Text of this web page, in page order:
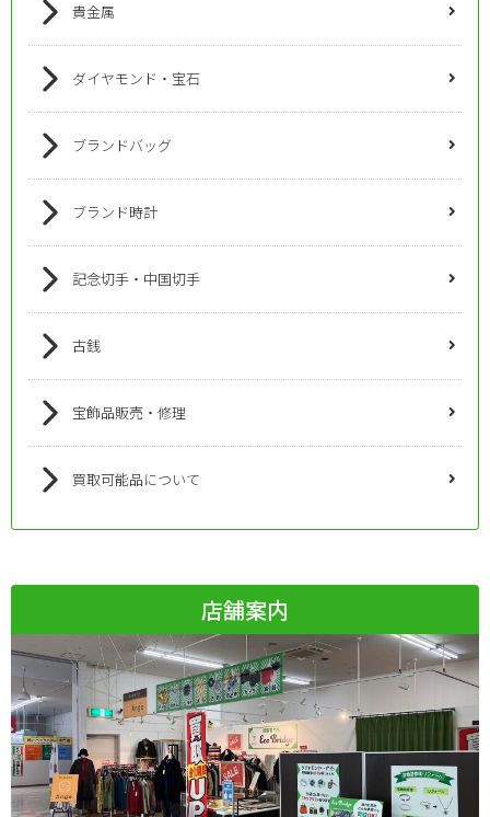
貴金属
ダイヤモンド・宝石
ブランドバッグ
ブランド時計
記念切手・中国切手
古銭
宝飾品販売・修理
買取可能品について
店舗案内